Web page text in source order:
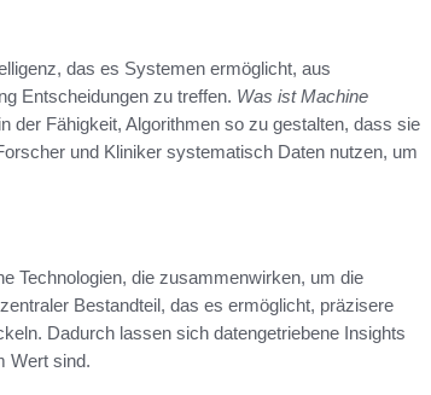
das es Systemen ermöglicht, aus
Entscheidungen zu treffen. Was ist Machine
der Fähigkeit, Algorithmen so zu gestalten, dass sie
und Kliniker systematisch Daten nutzen, um
Technologien, die zusammenwirken, um die
Bestandteil, das es ermöglicht, präzisere
Dadurch lassen sich datengetriebene Insights
Wert sind.